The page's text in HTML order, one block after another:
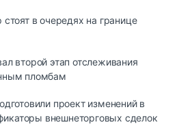
в очередях на границе
второй этап отслеживания
пломбам
проект изменений в
внешнеторговых сделок